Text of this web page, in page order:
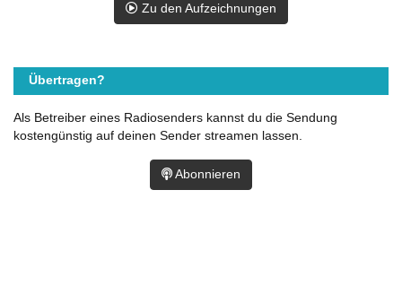
Zu den Aufzeichnungen
Übertragen?
Als Betreiber eines Radiosenders kannst du die Sendung
kostengünstig auf deinen Sender streamen lassen.
Abonnieren